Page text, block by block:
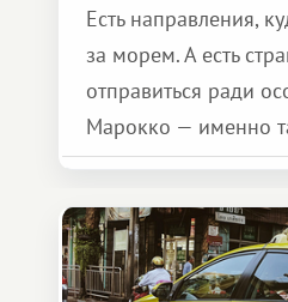
Есть направления,
за морем. А есть
отправиться ради
Марокко — именно